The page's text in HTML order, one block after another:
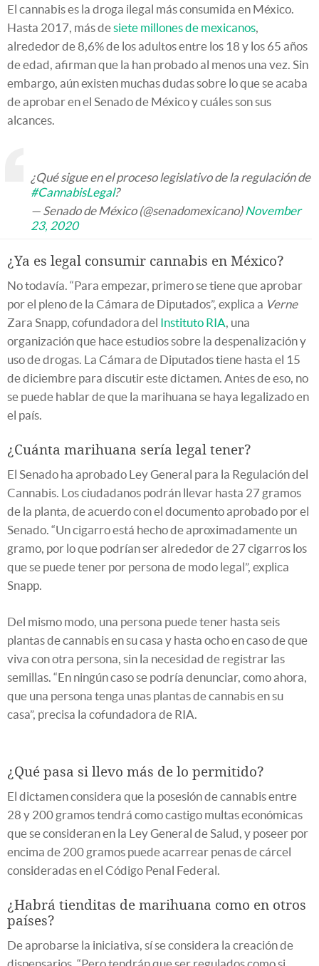
El cannabis es la droga ilegal más consumida en México.
Hasta 2017, más desiete millones de mexicanos,
alrededor de 8,6% de los adultos entre los 18 y los 65 años
de edad, afirman que la han probado al menos una vez. Sin
embargo, aún existen muchas dudas sobre lo que se acaba
de aprobar en el Senado de México y cuáles son sus
alcances.
¿Qué sigue en el proceso legislativo de la regulación de
#CannabisLegal?
— Senado de México (@senadomexicano)November
23, 2020
¿Ya es legal consumir cannabis en México?
No todavía. “Para empezar, primero se tiene que aprobar
por el pleno de la Cámara de Diputados”, explica a Verne
Zara Snapp, cofundadora del Instituto RIA, una
organización que hace estudios sobre la despenalización y
uso de drogas. La Cámara de Diputados tiene hasta el 15
de diciembre para discutir este dictamen. Antes de eso, no
se puede hablar de que la marihuana se haya legalizado en
el país.
¿Cuánta marihuana sería legal tener?
El Senado ha aprobado Ley General para la Regulación del
Cannabis. Los ciudadanos podrán llevar hasta 27 gramos
de la planta, de acuerdo con el documento aprobado por el
Senado. “Un cigarro está hecho de aproximadamente un
gramo, por lo que podrían ser alrededor de 27 cigarros los
que se puede tener por persona de modo legal”, explica
Snapp.
Del mismo modo, una persona puede tener hasta seis
plantas de cannabis en su casa y hasta ocho en caso de que
viva con otra persona, sin la necesidad de registrar las
semillas. “En ningún caso se podría denunciar, como ahora,
que una persona tenga unas plantas de cannabis en su
casa”, precisa la cofundadora de RIA.
¿Qué pasa si llevo más de lo permitido?
El dictamen considera que la posesión de cannabis entre
28 y 200 gramos tendrá como castigo multas económicas
que se consideran en la Ley General de Salud, y poseer por
encima de 200 gramos puede acarrear penas de cárcel
consideradas en el Código Penal Federal.
¿Habrá tienditas de marihuana como en otros
países?
De aprobarse la iniciativa, sí se considera la creación de